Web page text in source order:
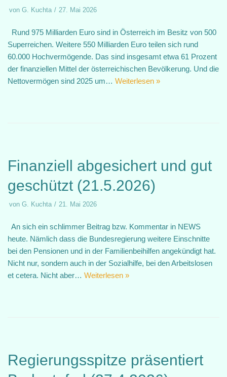
von G. Kuchta 27. Mai 2026
Rund 975 Milliarden Euro sind in Österreich im Besitz von 500
Superreichen. Weitere 550 Milliarden Euro teilen sich rund
60.000 Hochvermögende. Das sind insgesamt etwa 61 Prozent
der finanziellen Mittel der österreichischen Bevölkerung. Und die
Nettovermögen sind 2025 um… Weiterlesen »
Finanziell abgesichert und gut
geschützt (21.5.2026)
von G. Kuchta 21. Mai 2026
An sich ein schlimmer Beitrag bzw. Kommentar in NEWS
heute. Nämlich dass die Bundesregierung weitere Einschnitte
bei den Pensionen und in der Familienbeihilfen angekündigt hat.
Nicht nur, sondern auch in der Sozialhilfe, bei den Arbeitslosen
et cetera. Nicht aber… Weiterlesen »
Regierungsspitze präsentiert